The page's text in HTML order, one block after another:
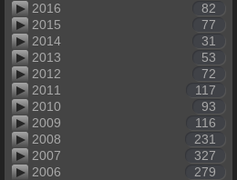
2016
82
2015
77
2014
31
2013
53
2012
72
2011
117
2010
93
2009
116
2008
231
2007
327
2006
279